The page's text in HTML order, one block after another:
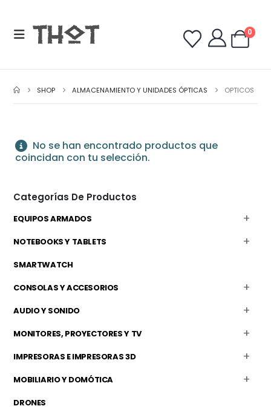
0
SHOP ALMACENAMIENTO Y UNIDADES ÓPTICAS OPTICOS
No se han encontrado productos que
coincidan con tu selección.
Categorías De Productos
EQUIPOS ARMADOS
NOTEBOOKS Y TABLETS
SMARTWATCH
CONSOLAS Y ACCESORIOS
AUDIO Y SONIDO
MONITORES, PROYECTORES Y TV
IMPRESORAS E IMPRESORAS 3D
MOBILIARIO Y DOMÓTICA
DRONES